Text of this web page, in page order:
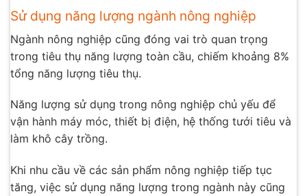
Sử dụng năng lượng ngành nông nghiệp
Ngành nông nghiệp cũng đóng vai trò quan trọng
trong tiêu thụ năng lượng toàn cầu, chiếm khoảng 8%
tổng năng lượng tiêu thụ.
Năng lượng sử dụng trong nông nghiệp chủ yếu để
vận hành máy móc, thiết bị điện, hệ thống tưới tiêu và
làm khô cây trồng.
Khi nhu cầu về các sản phẩm nông nghiệp tiếp tục
tăng, việc sử dụng năng lượng trong ngành này cũng